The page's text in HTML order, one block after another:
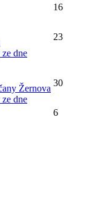
16
dne
23
Žernova
dne
30
6